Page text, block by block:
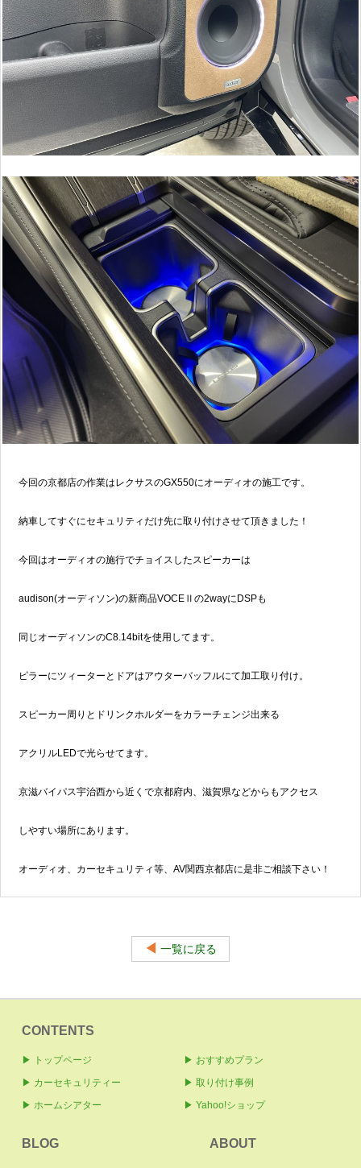
今回の京都店の作業はレクサスのGX550にオーディオの施工です。
納車してすぐにセキュリティだけ先に取り付けさせて頂きました！
今回はオーディオの施行でチョイスしたスピーカーは
audison(オーディソン)の新商品VOCEⅡの2wayにDSPも
同じオーディソンのC8.14bitを使用してます。
ピラーにツィーターとドアはアウターバッフルにて加工取り付け。
スピーカー周りとドリンクホルダーをカラーチェンジ出来る
アクリルLEDで光らせてます。
京滋バイパス宇治西から近くで京都府内、滋賀県などからもアクセス
しやすい場所にあります。
オーディオ、カーセキュリティ等、AV関西京都店に是非ご相談下さい！
◀ 一覧に戻る
CONTENTS
▶ トップページ
▶ おすすめプラン
▶ カーセキュリティー
▶ 取り付け事例
▶ ホームシアター
▶ Yahoo!ショップ
BLOG ABOUT